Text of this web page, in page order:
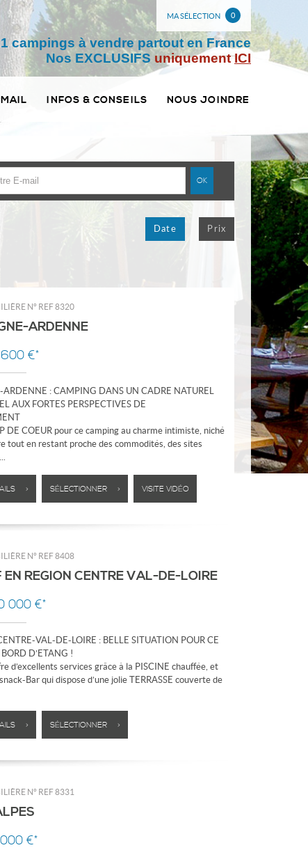
MA SÉLECTION 0
campings à vendre partout en France
Nos EXCLUSIFS uniquementICI
INFOS & CONSEILS NOUS JOINDRE
Date Prix
N° REF 8320
ARDENNE
€*
: CAMPING DANS UN CADRE NATUREL
AUX FORTES PERSPECTIVES DE
DE COEUR pour ce camping au charme intimiste, niché
tout en restant proche des commodités, des sites
> SÉLECTIONNER > VISITE VIDÉO
N° REF 8408
EN REGION CENTRE VAL-DE-LOIRE
000 €*
VAL-DE-LOIRE : BELLE SITUATION POUR CE
D’ETANG !
d’excellents services grâce à la PISCINE chauffée, et
Bar qui dispose d’une jolie TERRASSE couverte de
> SÉLECTIONNER >
N° REF 8331
€*